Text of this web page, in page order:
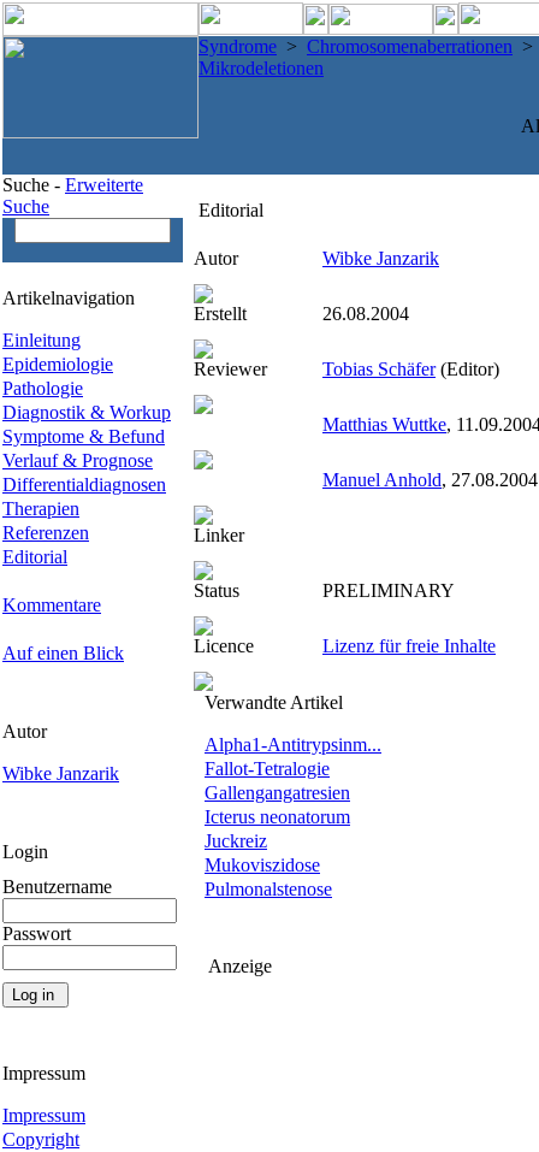
Syndrome > Chromosomenaberrationen
Mikrodeletionen
Suche - Erweiterte
Suche
Artikelnavigation
Einleitung
Epidemiologie
Pathologie
Diagnostik & Workup
Symptome & Befund
Verlauf & Prognose
Differentialdiagnosen
Therapien
Referenzen
Editorial
Kommentare
Auf einen Blick
Autor
Wibke Janzarik
Login
Benutzername
Passwort
Impressum
Impressum
Copyright
Editorial
Autor Wibke Janzarik
Erstellt 26.08.2004
Reviewer Tobias Schäfer(Editor)
Matthias Wuttke,
Manuel Anhold, 27.08.2004
Linker
Status PRELIMINARY
Licence Lizenz für freie Inhalte
Verwandte Artikel
Alpha1-Antitrypsinm...
Fallot-Tetralogie
Gallengangatresien
Icterus neonatorum
Juckreiz
Mukoviszidose
Pulmonalstenose
Anzeige